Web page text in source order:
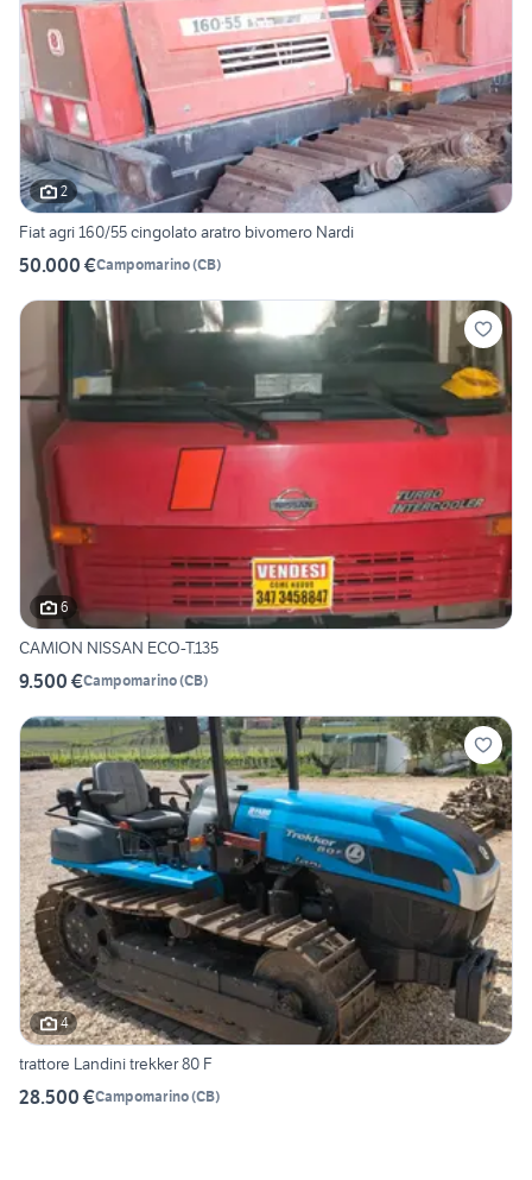
2
Fiat agri 160/55 cingolato aratro bivomero Nardi
50.000 €Campomarino(CB)
6
CAMION NISSAN ECO-T.135
9.500 €Campomarino(CB)
4
trattore Landini trekker 80 F
28.500 €Campomarino(CB)